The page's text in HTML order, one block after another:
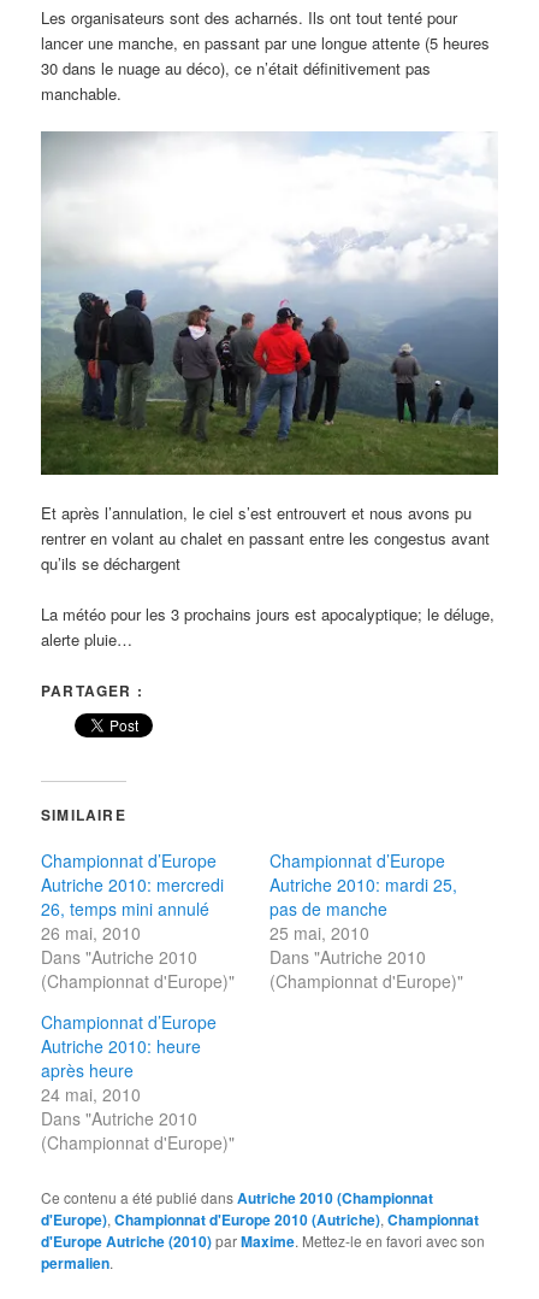
Les organisateurs sont des acharnés. Ils ont tout tenté pour
lancer une manche, en passant par une longue attente (5 heures
30 dans le nuage au déco), ce n’était définitivement pas
manchable.
Et après l’annulation, le ciel s’est entrouvert et nous avons pu
rentrer en volant au chalet en passant entre les congestus avant
qu’ils se déchargent
La météo pour les 3 prochains jours est apocalyptique; le déluge,
alerte pluie…
PARTAGER :
SIMILAIRE
Championnat d’Europe
Autriche 2010: mercredi
26, temps mini annulé
26 mai, 2010
Dans "Autriche 2010
(Championnat d'Europe)"
Championnat d’Europe
Autriche 2010: mardi 25,
pas de manche
25 mai, 2010
Dans "Autriche 2010
(Championnat d'Europe)"
Championnat d’Europe
Autriche 2010: heure
après heure
24 mai, 2010
Dans "Autriche 2010
(Championnat d'Europe)"
Ce contenu a été publié dansAutriche 2010 (Championnat
d'Europe),Championnat d'Europe 2010 (Autriche),Championnat
d'Europe Autriche (2010)parMaxime. Mettez-le en favori avec son
permalien.